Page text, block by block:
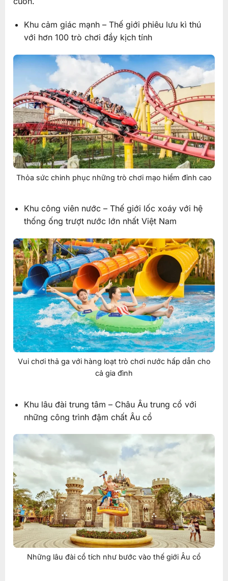
Khu cảm giác mạnh – Thế giới phiêu lưu kì thú
với hơn 100 trò chơi đầy kịch tính
Thỏa sức chinh phục những trò chơi mạo hiểm đỉnh cao
Khu công viên nước – Thế giới lốc xoáy với hệ
thống ống trượt nước lớn nhất Việt Nam
Vui chơi thả ga với hàng loạt trò chơi nước hấp dẫn cho
cả gia đình
Khu lâu đài trung tâm – Châu Âu trung cổ với
những công trình đậm chất Âu cổ
Những lâu đài cổ tích như bước vào thế giới Âu cổ